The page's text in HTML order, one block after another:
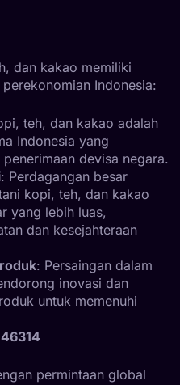
dan kakao memiliki
Indonesia:
teh, dan kakao adalah
Indonesia yang
devisa negara.
: Perdagangan besar
kopi, teh, dan kakao
yang lebih luas,
dan kesejahteraan
: Persaingan dalam
inovasi dan
untuk memenuhi
permintaan global